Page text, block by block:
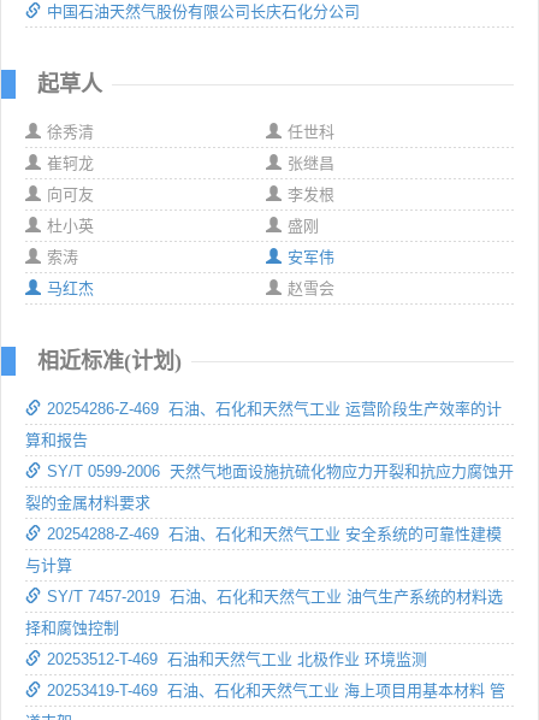
中国石油天然气股份有限公司长庆石化分公司
起草人
徐秀清
任世科
崔轲龙
张继昌
向可友
李发根
杜小英
盛刚
索涛
安军伟
马红杰
赵雪会
相近标准(计划)
20254286-Z-469 石油、石化和天然气工业 运营阶段生产效率的计
算和报告
SY/T 0599-2006 天然气地面设施抗硫化物应力开裂和抗应力腐蚀开
裂的金属材料要求
20254288-Z-469 石油、石化和天然气工业 安全系统的可靠性建模
与计算
SY/T 7457-2019 石油、石化和天然气工业 油气生产系统的材料选
择和腐蚀控制
20253512-T-469 石油和天然气工业 北极作业 环境监测
20253419-T-469 石油、石化和天然气工业 海上项目用基本材料 管